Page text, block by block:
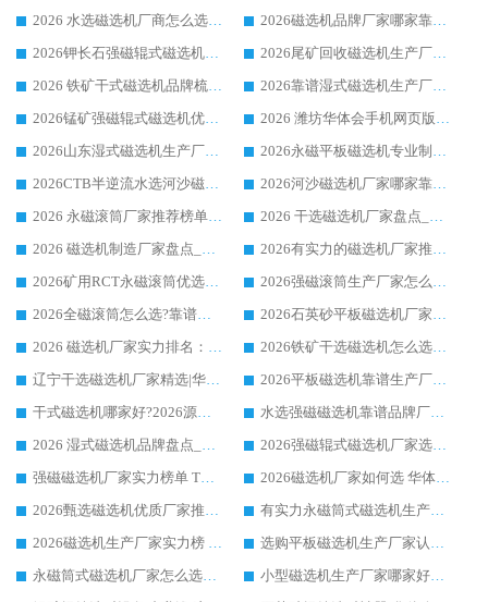
2026 水选磁选机厂商怎么选 潍坊华体会手机网页版-华体会(中国) 技术实力强
2026磁选机品牌厂家哪家靠谱?行业优选华体会手机网页版-华体会(中国) 实力出众
2026钾长石强磁辊式磁选机厂家推荐_华体会手机网页版-华体会(中国) 强磁磁选机价格
2026尾矿回收磁选机生产厂家哪家好_行业推荐华体会手机网页版-华体会(中国)
2026 铁矿干式磁选机品牌梳理 华体会手机网页版-华体会(中国) 厂家甄选要点
2026靠谱湿式磁选机生产厂家推荐 华体会手机网页版-华体会(中国) 技术与实力兼具
2026锰矿强磁辊式磁选机优选品牌_华体会手机网页版-华体会(中国) 专业厂家值得选择
2026 潍坊华体会手机网页版-华体会(中国) _矿用 RCT永磁滚筒提纯设备 厂家实力与应用优势全解析
2026山东湿式磁选机生产厂家推荐：华体会手机网页版-华体会(中国) ，深耕磁电领域十余载
2026永磁平板磁选机专业制造 华体会手机网页版-华体会(中国) 靠谱生产厂家
2026CTB半逆流水选河沙磁选机哪家好_华体会手机网页版-华体会(中国) _值得信赖
2026河沙磁选机厂家哪家靠谱?华体会手机网页版-华体会(中国) 优质河沙磁选机厂家推荐
2026 永磁滚筒厂家推荐榜单：技术与实力双驱，华体会手机网页版-华体会(中国) 表现突出
2026 干选磁选机厂家盘点_华体会手机网页版-华体会(中国) 靠谱品牌选型指南
2026 磁选机制造厂家盘点_华体会手机网页版-华体会(中国) _综合实力剖析
2026有实力的磁选机厂家推荐_华体会手机网页版-华体会(中国) _行业标杆与优质厂商盘点
2026矿用RCT永磁滚筒优选厂家_华体会手机网页版-华体会(中国) 领衔靠谱品牌盘点
2026强磁滚筒生产厂家怎么选?行业口碑推荐华体会手机网页版-华体会(中国)
2026全磁滚筒怎么选?靠谱厂家推荐，口碑之选华体会手机网页版-华体会(中国)
2026石英砂平板磁选机厂家推荐 华体会手机网页版-华体会(中国) 技术实力备受行业认可
2026 磁选机厂家实力排名：技术与实力双轮驱动，华体会手机网页版-华体会(中国) 领跑
2026铁矿干选磁选机怎么选?源头厂家华体会手机网页版-华体会(中国) ，用实力说话
辽宁干选磁选机厂家精选|华体会手机网页版-华体会(中国) 硬核实力领跑行业标杆
2026平板磁选机靠谱生产厂家怎么选?行业标杆华体会手机网页版-华体会(中国) ，凭硬实力脱颖而出
干式磁选机哪家好?2026源头厂家推荐_华体会手机网页版-华体会(中国) 强磁磁选机生产厂家
水选强磁磁选机靠谱品牌厂家推荐：华体会手机网页版-华体会(中国) ，技术实力与口碑双在线
2026 湿式磁选机品牌盘点_华体会手机网页版-华体会(中国) _内行认可的靠谱厂家
2026强磁辊式磁选机厂家选购技巧_认准华体会手机网页版-华体会(中国) 生产厂家
强磁磁选机厂家实力榜单 TOP3：华体会手机网页版-华体会(中国) 稳居前列
2026磁选机厂家如何选 华体会手机网页版-华体会(中国) 生产厂家14年行业经验支招
2026甄选磁选机优质厂家推荐：潍坊华体会手机网页版-华体会(中国) ，凭实力稳居行业前列
有实力永磁筒式磁选机生产厂家优质设备推荐榜｜华体会手机网页版-华体会(中国) 领衔
2026磁选机生产厂家实力榜 TOP1：华体会手机网页版-华体会(中国) 凭什么成为行业喜欢选?
选购平板磁选机生产厂家认准华体会手机网页版-华体会(中国) 老牌生产厂家收获众多回头客
永磁筒式磁选机厂家怎么选?14 年老厂华体会手机网页版-华体会(中国) 凭实力出圈，这 5 大优势太圈粉
小型磁选机生产厂家哪家好?2026 年实测推荐，华体会手机网页版-华体会(中国) 十年口碑厂值得闭眼入